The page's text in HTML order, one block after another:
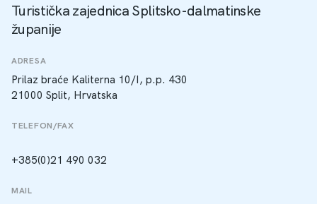
Turistička zajednica Splitsko-dalmatinske
županije
ADRESA
Prilaz braće Kaliterna 10/I, p.p. 430
21000 Split, Hrvatska
TELEFON/FAX
+385(0)21 490 032
MAIL